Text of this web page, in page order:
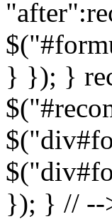
} }); }
}); } // --